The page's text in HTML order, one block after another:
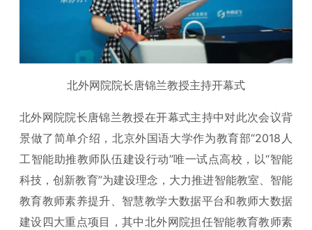
北外网院院长唐锦兰教授主持开幕式
北外网院院长唐锦兰教授在开幕式主持中对此次会议背
景做了简单介绍，北京外国语大学作为教育部“2018人
工智能助推教师队伍建设行动”唯一试点高校，以“智能
科技，创新教育”为建设理念，大力推进智能教室、智能
教育教师素养提升、智慧教学大数据平台和教师大数据
建设四大重点项目，其中北外网院担任智能教育教师素